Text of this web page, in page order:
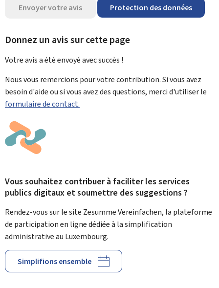
Envoyer votre avis Protection des données
Donnez un avis sur cette page
Votre avis a été envoyé avecsuccès !
Nous vous remercions pour votre contribution. Si vous avez
besoin d'aide ou si vous avez des questions, merci d'utiliser le
formulaire de contact.
Vous souhaitez contribuer à faciliter les services
publics digitaux et soumettre des suggestions ?
Rendez-vous sur le site Zesumme Vereinfachen, la plateforme
de participation en ligne dédiée à la simplification
administrative au Luxembourg.
Simplifions ensemble